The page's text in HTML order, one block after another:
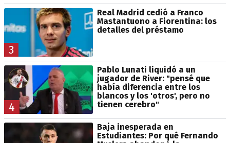
3
Real Madrid cedió a Franco
Mastantuono a Fiorentina: los
detalles del préstamo
4
Pablo Lunati liquidó a un
jugador de River: "pensé que
había diferencia entre los
blancos y los 'otros', pero no
tienen cerebro"
Baja inesperada en
Estudiantes: Por qué Fernando